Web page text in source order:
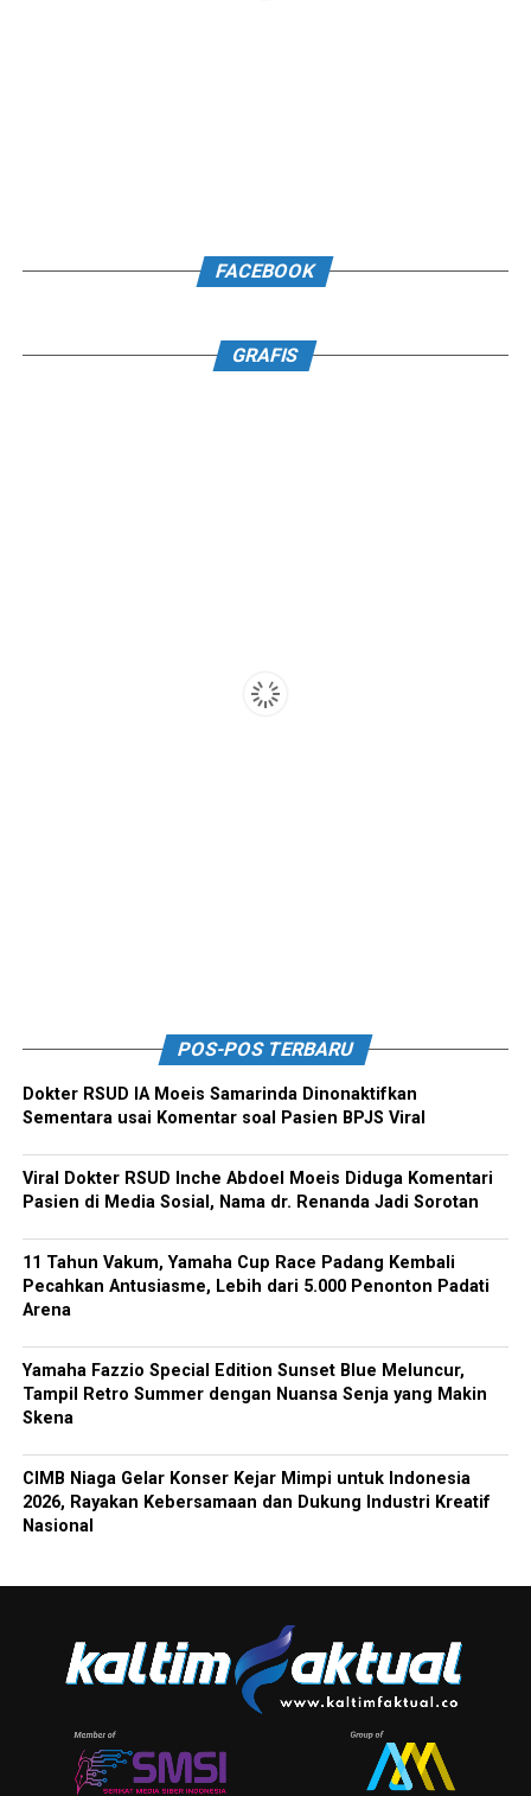
FACEBOOK
GRAFIS
POS-POS TERBARU
Dokter RSUD IA Moeis Samarinda Dinonaktifkan
Sementara usai Komentar soal Pasien BPJS Viral
Viral Dokter RSUD Inche Abdoel Moeis Diduga Komentari
Pasien di Media Sosial, Nama dr. Renanda Jadi Sorotan
11 Tahun Vakum, Yamaha Cup Race Padang Kembali
Pecahkan Antusiasme, Lebih dari 5.000 Penonton Padati
Arena
Yamaha Fazzio Special Edition Sunset Blue Meluncur,
Tampil Retro Summer dengan Nuansa Senja yang Makin
Skena
CIMB Niaga Gelar Konser Kejar Mimpi untuk Indonesia
2026, Rayakan Kebersamaan dan Dukung Industri Kreatif
Nasional